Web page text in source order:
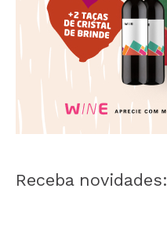
Receba novidades: